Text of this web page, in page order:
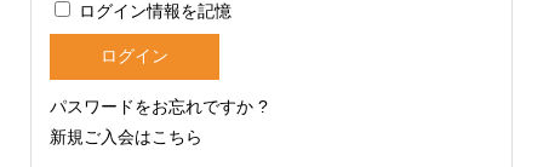
ログイン情報を記憶
パスワードをお忘れですか ?
新規ご入会はこちら